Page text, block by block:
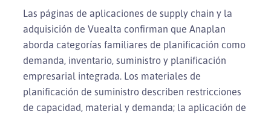
Las páginas de aplicaciones de supply chain y la
adquisición de Vuealta confirman que Anaplan
aborda categorías familiares de planificación como
demanda, inventario, suministro y planificación
empresarial integrada. Los materiales de
planificación de suministro describen restricciones
de capacidad, material y demanda; la aplicación de